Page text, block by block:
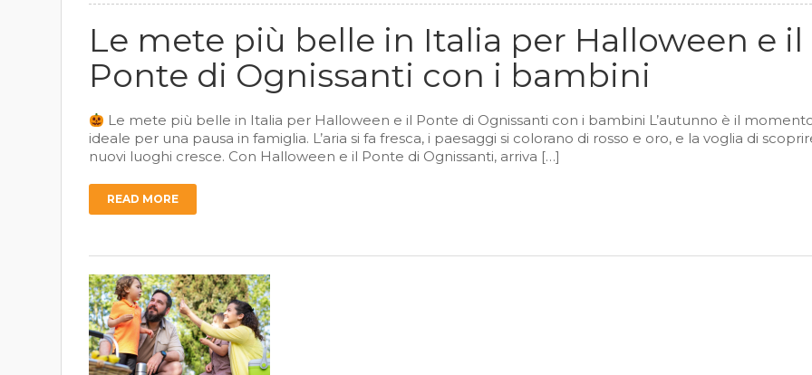
Le mete più belle in Italia per Halloween e il
Ponte di Ognissanti con i bambini
Le mete più belle in Italia per Halloween e il Ponte di Ognissanti con i bambini L’autunno è il
ideale per una pausa in famiglia. L’aria si fa fresca, i paesaggi si colorano di rosso e oro, e la voglia di
nuovi luoghi cresce. Con Halloween e il Ponte di Ognissanti, arriva […]
READ MORE